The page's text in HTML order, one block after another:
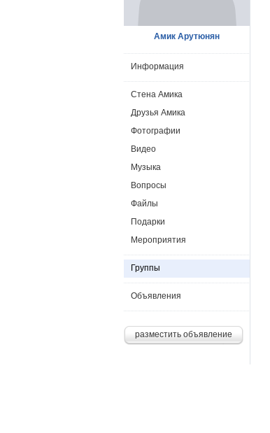
Амик Арутюнян
Информация
Стена Амика
Друзья Амика
Фотографии
Видео
Музыка
Вопросы
Файлы
Подарки
Мероприятия
Группы
Объявления
разместить объявление